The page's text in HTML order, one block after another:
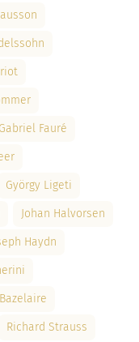
Gabriel Fauré
György Ligeti
Johan Halvorsen
Haydn
Richard Strauss